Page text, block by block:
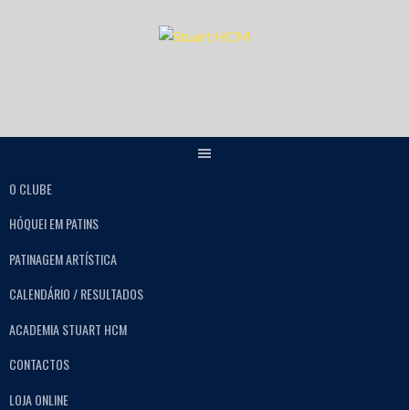
O CLUBE
HÓQUEI EM PATINS
PATINAGEM ARTÍSTICA
CALENDÁRIO / RESULTADOS
ACADEMIA STUART HCM
CONTACTOS
LOJA ONLINE